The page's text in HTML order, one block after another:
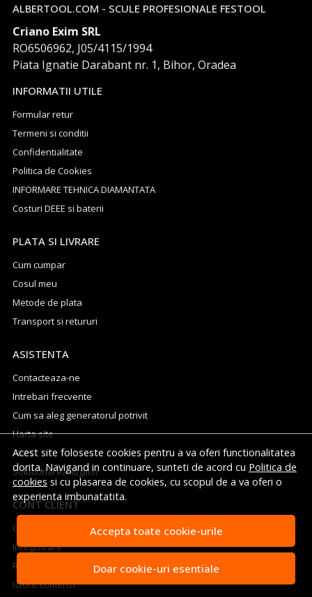
Acest site foloseste cookies pentru a va oferi functionalitatea
dorita. Navigand in continuare, sunteti de acord cu Politica de
cookies si cu plasarea de cookies, cu scopul de a va oferi o
experienta imbunatatita.
Accepta toate cookie-urile
Doar cookie-uri esentiale
ALBERTOOL.COM - SCULE PROFESIONALE FESTOOL
Criano Exim SRL
RO6506962, J05/4115/1994
Piata Ignatie Darabant nr. 1, Bihor, Oradea
INFORMATII UTILE
Formular retur
Termeni si conditii
Confidentialitate
Politica de Cookies
INFORMARE TEHNICA DIAMANTATA
Costuri DEEE si baterii
PLATA SI LIVRARE
Cum cumpar
Cosul meu
Metode de plata
Transport si retururi
ASISTENTA
Contacteaza-ne
Intrebari frecvente
Cum sa aleg generatorul potrivit
Harta site
ANPC
Solutionarea litigiilor
CONT CLIENT
Contul meu
Inregistrare
Recuperare parola
Istoric comenzi